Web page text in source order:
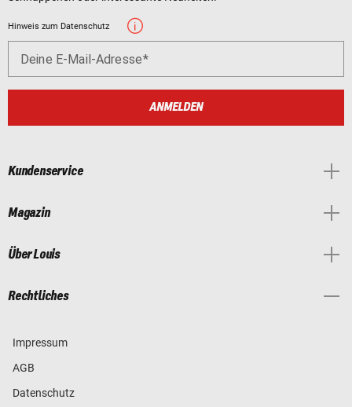
Hinweis zum Datenschutz
Deine E-Mail-Adresse
ANMELDEN
Kundenservice
Magazin
Über Louis
Rechtliches
Impressum
AGB
Datenschutz